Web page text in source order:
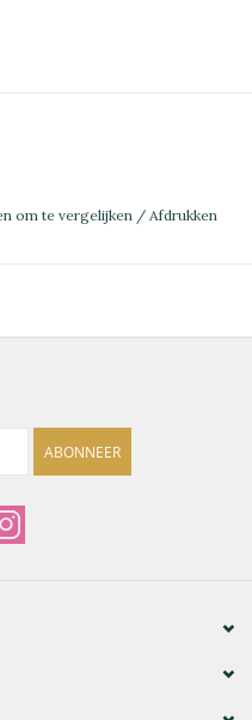
om te vergelijken / Afdrukken
ABONNEER